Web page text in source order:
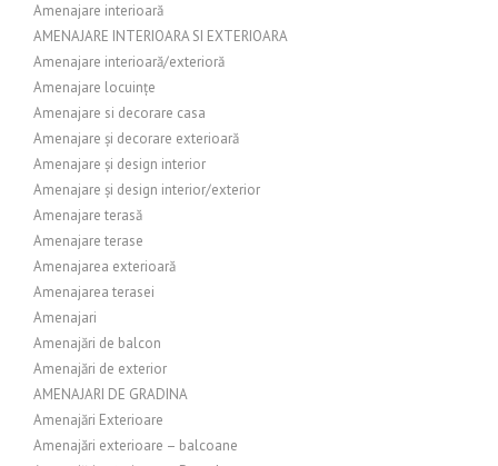
Amenajare interioară
AMENAJARE INTERIOARA SI EXTERIOARA
Amenajare interioară/exterioră
Amenajare locuințe
Amenajare si decorare casa
Amenajare și decorare exterioară
Amenajare și design interior
Amenajare și design interior/exterior
Amenajare terasă
Amenajare terase
Amenajarea exterioară
Amenajarea terasei
Amenajari
Amenajări de balcon
Amenajări de exterior
AMENAJARI DE GRADINA
Amenajări Exterioare
Amenajări exterioare – balcoane